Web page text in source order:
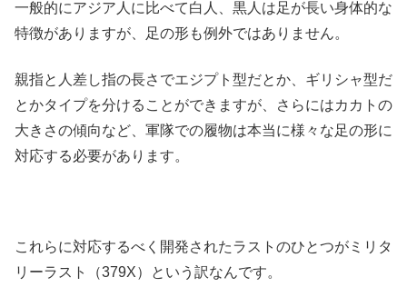
一般的にアジア人に比べて白人、黒人は足が長い身体的な
特徴がありますが、足の形も例外ではありません。
親指と人差し指の長さでエジプト型だとか、ギリシャ型だ
とかタイプを分けることができますが、さらにはカカトの
大きさの傾向など、軍隊での履物は本当に様々な足の形に
対応する必要があります。
これらに対応するべく開発されたラストのひとつがミリタ
リーラスト（379X）という訳なんです。